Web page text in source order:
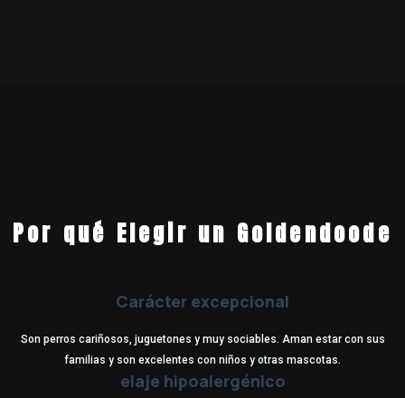
Por qué Elegir un Goldendoode
Carácter excepcional
Son perros cariñosos, juguetones y muy sociables. Aman estar con sus
familias y son excelentes con niños y otras mascotas.
elaje hipoalergénico